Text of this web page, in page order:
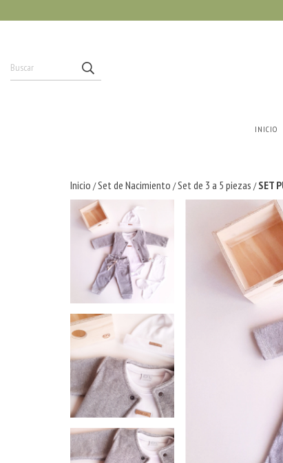
INICIO
Inicio /Set de Nacimiento /Set de 3 a 5 piezas / SET